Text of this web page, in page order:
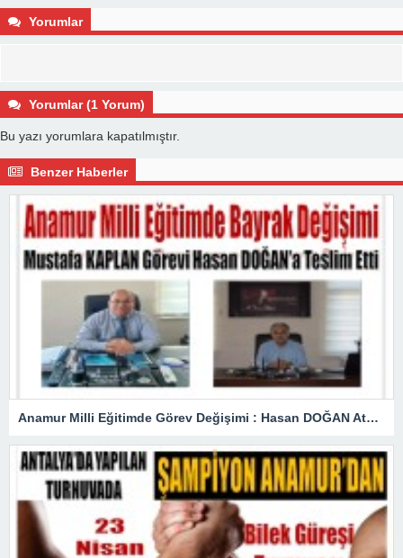
Yorumlar
Yorumlar (1 Yorum)
Bu yazı yorumlara kapatılmıştır.
Benzer Haberler
Anamur Milli Eğitimde Görev Değişimi : Hasan DOĞAN Atandı